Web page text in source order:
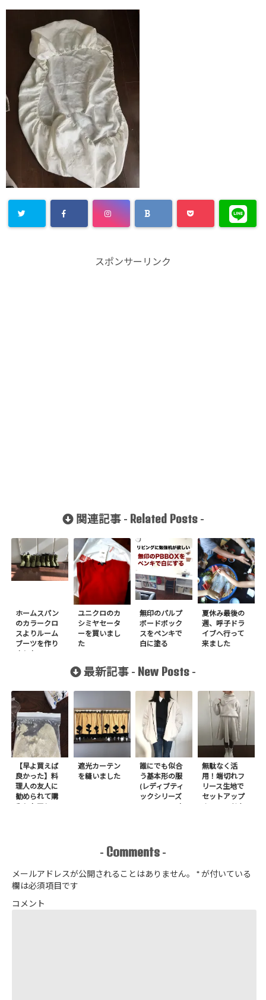
スポンサーリンク
関連記事 - Related Posts-
ホームスパン
のカラークロ
スよりルーム
ブーツを作り
ました
ユニクロのカ
シミヤセータ
ーを買いまし
た
無印のパルプ
ボードボック
スをペンキで
白に塗る
夏休み最後の
週、呼子ドラ
イブへ行って
来ました
最新記事 - New Posts -
【早よ買えば
良かった】料
理人の友人に
勧められて購
入したアレ
遮光カーテン
を縫いました
誰にでも似合
う基本形の服
(レディブティ
ックシリーズ
no.8272) か
アップジャケ
ットを作りま
無駄なく活
用！端切れフ
リース生地で
セットアップ
＋スヌードを1
- Comments -
メールアドレスが公開されることはありません。 *が付いている
欄は必須項目です
コメント